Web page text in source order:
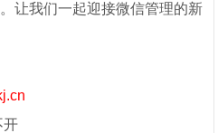
让我们一起迎接微信管理的新
开